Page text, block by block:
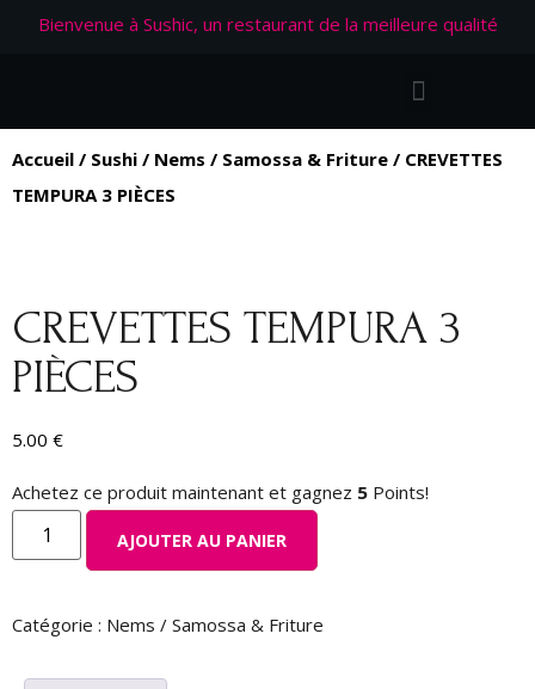
Bienvenue à Sushic, un restaurant de la meilleure qualité
Accueil / Sushi / Nems / Samossa & Friture / CREVETTES
TEMPURA 3 PIÈCES
CREVETTES TEMPURA 3
PIÈCES
5.00 €
Achetez ce produit maintenant et gagnez 5 Points!
AJOUTER AU PANIER
Catégorie : Nems / Samossa & Friture